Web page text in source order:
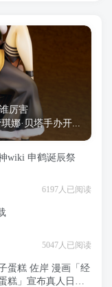
厉害
琪娜·贝塔手办开...
wiki 申鹤诞辰祭
6197人已阅读
5047人已阅读
蛋糕 佐岸 漫画「经
糕」宣布真人日剧
海贼王
捆绑 萝莉
高木
厉害
娜·贝塔手办开...